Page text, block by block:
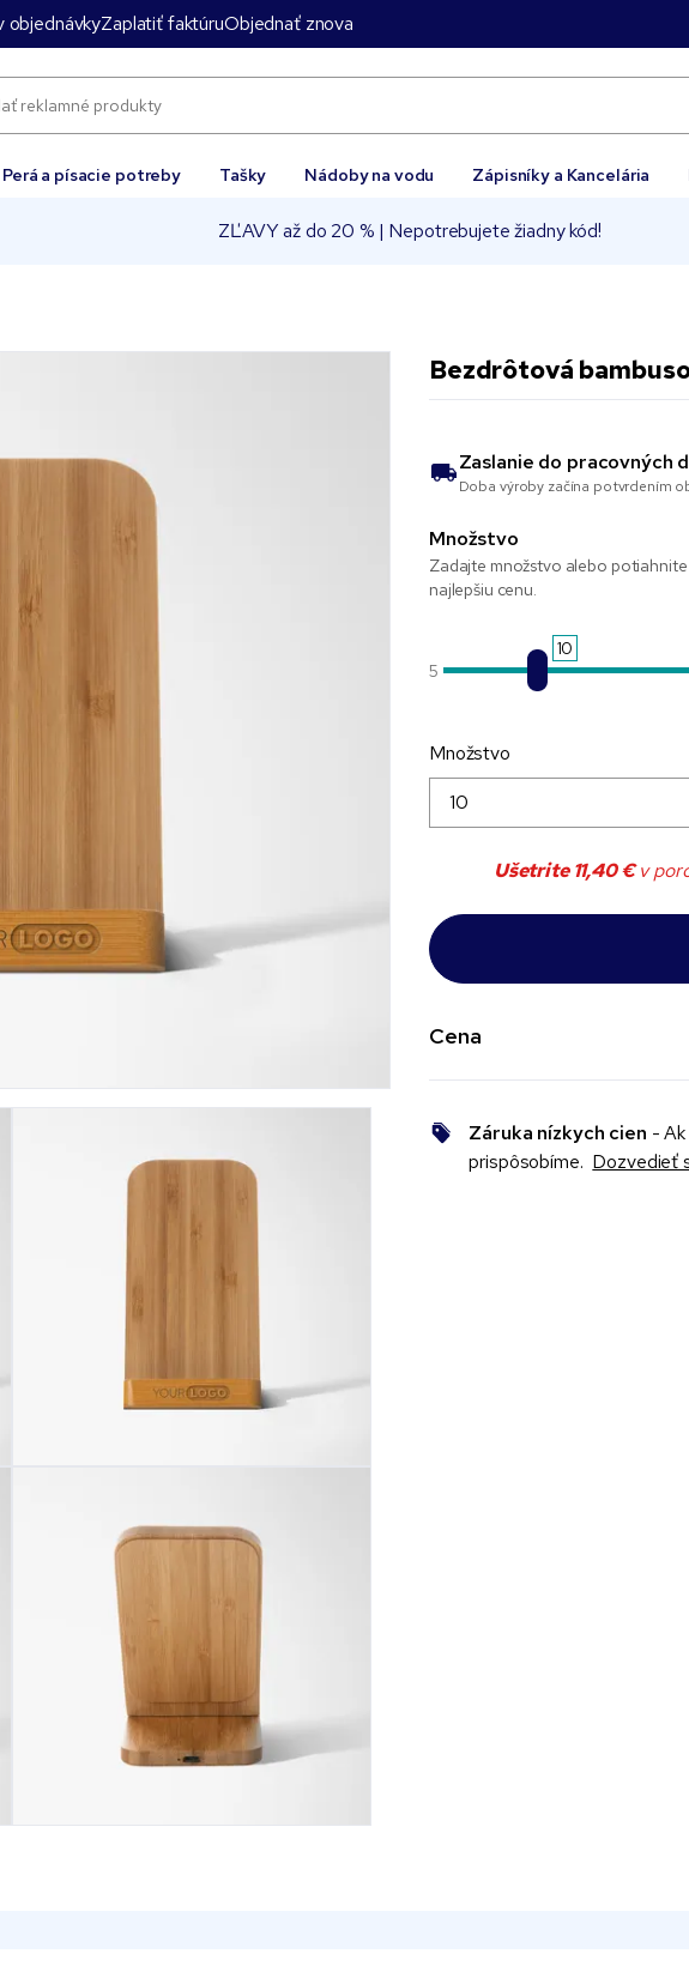
objednávkyZaplatiť faktúruObjednať znova
Perá a písacie potreby Tašky Nádoby na vodu Zápisníky a Kancelária
ZĽAVY až do 20 % | Nepotrebujete žiadny kód!
Bezdrôtová
Zaslanie do pracovných
Doba výroby začína potvrdením
Množstvo
Zadajte množstvo alebo
najlepšiu cenu.
10
5
Množstvo
Ušetrite11,40 €v
Cena
Záruka nízkych cien -
prispôsobíme. Dozvedieť